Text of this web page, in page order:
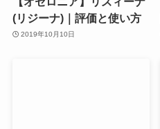
(リジーナ)｜評価と使い方
2019年10月10日